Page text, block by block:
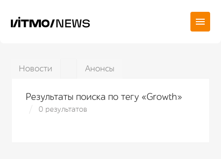
Новости Анонсы
Результаты поиска по тегу «Growth»
0 результатов